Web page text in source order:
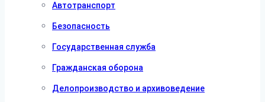
Автотранспорт
Безопасность
Государственная служба
Гражданская оборона
Делопроизводство и архивоведение